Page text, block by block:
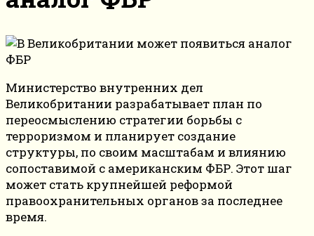
Министерство внутренних дел
Великобритании разрабатывает план по
переосмыслению стратегии борьбы с
терроризмом и планирует создание
структуры, по своим масштабам и влиянию
сопоставимой с американским ФБР. Этот шаг
может стать крупнейшей реформой
правоохранительных органов за последнее
время.